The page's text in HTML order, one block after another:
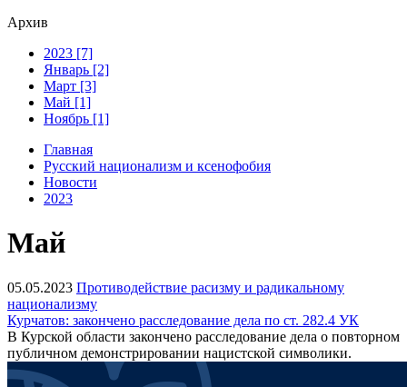
Архив
2023 [7]
Январь [2]
Март [3]
Май [1]
Ноябрь [1]
Главная
Русский национализм и ксенофобия
Новости
2023
Май
05.05.2023 Противодействие расизму и радикальному
национализму
Курчатов: закончено расследование дела по ст. 282.4 УК
В Курской области закончено расследование дела о повторном
публичном демонстрировании нацистской символики.